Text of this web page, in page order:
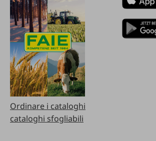
Ordinare i cataloghi
cataloghi sfogliabili